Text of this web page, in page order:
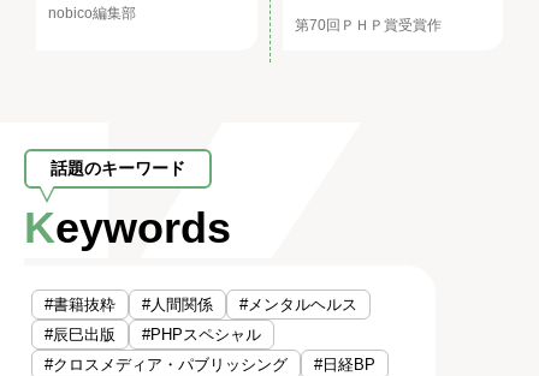
nobico編集部
第70回ＰＨＰ賞受賞作
話題のキーワード
Keywords
#書籍抜粋 #人間関係
#メンタルヘルス
#辰巳出版
#PHPスペシャル
#クロスメディア・パブリッシング
#日経BP